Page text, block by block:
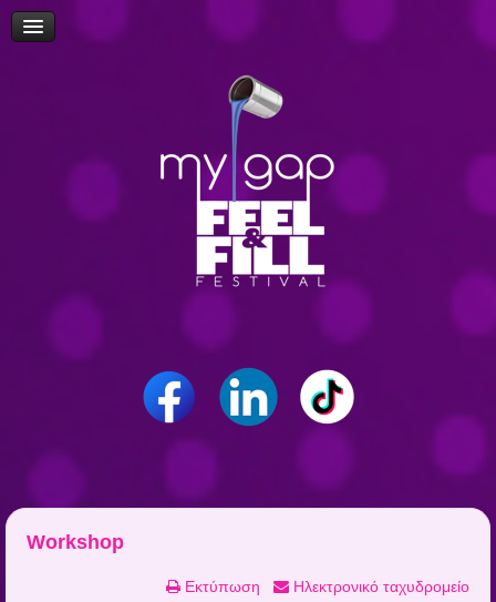
Δήλωση Συμμετοχής Επισκεπτών
Ομιλίες
Workshop
Εκτύπωση Ηλεκτρονικό ταχυδρομείο